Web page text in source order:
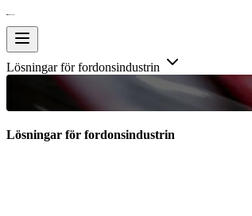
Lösningar för fordonsindustrin
Lösningar för fordonsindustrin